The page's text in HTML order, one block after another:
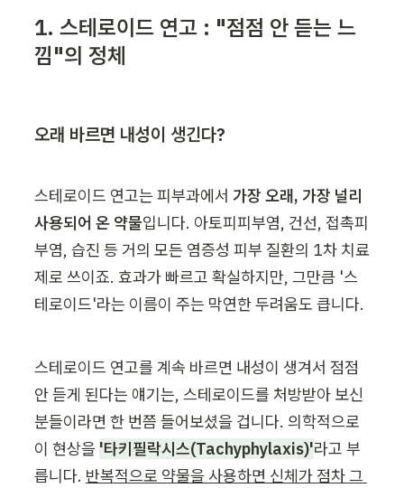
1. 스테로이드 연고 : "점점 안 듣는 느
낌"의 정체
오래 바르면 내성이 생긴다?
스테로이드 연고는 피부과에서 가장 오래, 가장 널리
사용되어 온 약물입니다. 아토피피부염, 건선, 접촉피
부염, 습진 등 거의 모든 염증성 피부 질환의 1차 치료
제로 쓰이죠. 효과가 빠르고 확실하지만, 그만큼 '스
테로이드'라는 이름이 주는 막연한 두려움도 큽니다.
스테로이드 연고를 계속 바르면 내성이 생겨서 점점
안 듣게 된다는 얘기는, 스테로이드를 처방받아 보신
분들이라면 한 번쯤 들어보셨을 겁니다. 의학적으로
이 현상을 '타키필락시스(Tachyphylaxis)'라고 부
릅니다. 반복적으로 약물을 사용하면 신체가 점차 그